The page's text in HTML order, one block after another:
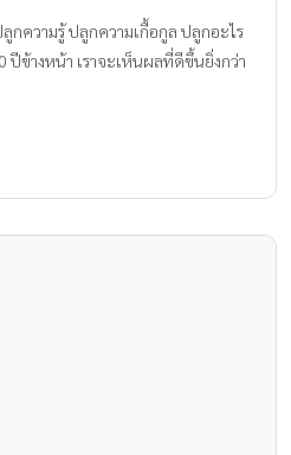
กความรู้ ปลูกความเกื้อกูล ปลูกอะไร
ข้างหน้า เราจะเห็นผลที่ดีขึ้นยิ่งกว่า